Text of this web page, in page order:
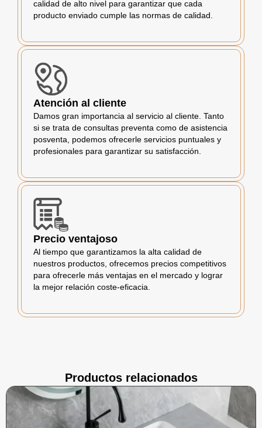
calidad de alto nivel para garantizar que cada
producto enviado cumple las normas de calidad.
Atención al cliente
Damos gran importancia al servicio al cliente. Tanto
si se trata de consultas preventa como de asistencia
posventa, podemos ofrecerle servicios puntuales y
profesionales para garantizar su satisfacción.
Precio ventajoso
Al tiempo que garantizamos la alta calidad de
nuestros productos, ofrecemos precios competitivos
para ofrecerle más ventajas en el mercado y lograr
la mejor relación coste-eficacia.
Productos relacionados